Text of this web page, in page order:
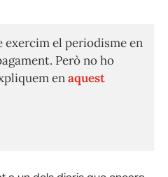
exercim el periodisme en
Però no ho
enaquest